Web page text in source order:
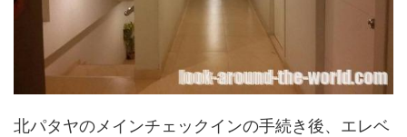
北パタヤのメインチェックインの手続き後、エレベ